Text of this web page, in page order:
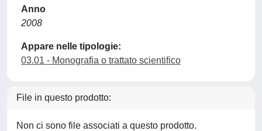
Anno
2008
Appare nelle tipologie:
03.01 - Monografia o trattato scientifico
File in questo prodotto:
Non ci sono file associati a questo prodotto.